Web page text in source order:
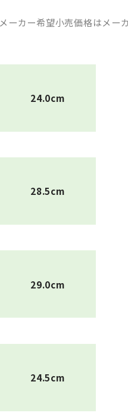
メーカー希望小売価格はメー
24.0cm
28.5cm
29.0cm
24.5cm